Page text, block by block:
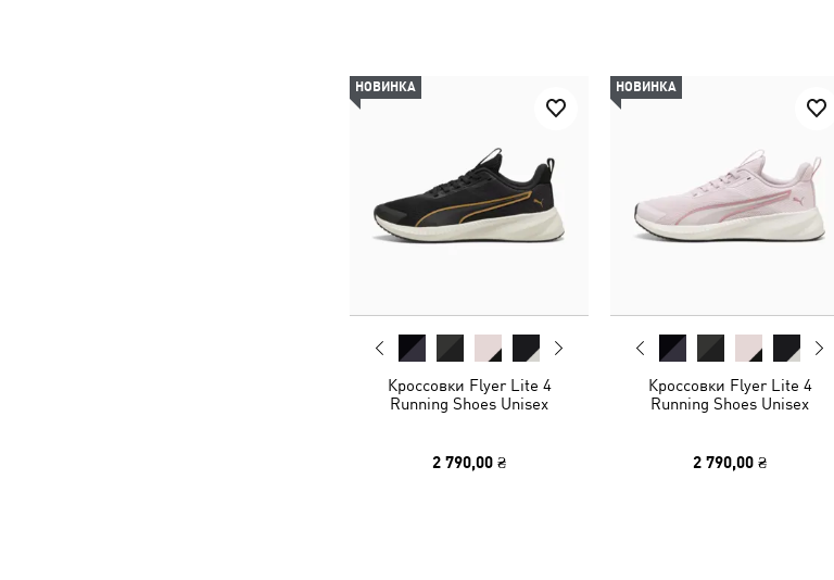
НОВИНКА
Кроссовки Flyer Lite 4
Running Shoes Unisex
2 790,00 ₴
НОВИНКА
Кроссовки Flyer Lite 4
Running Shoes Unisex
2 790,00 ₴